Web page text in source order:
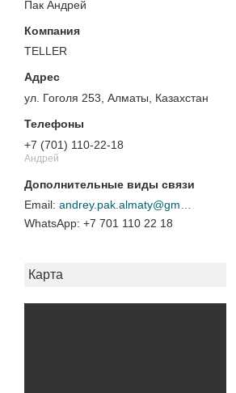
Пак Андрей
TELLER
ул. Гоголя 253, Алматы, Казахстан
+7 (701) 110-22-18
Андрей
+7 701 110 22 18
Карта